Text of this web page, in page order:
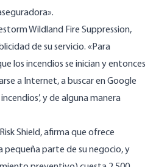
Wildland Fire Suppression,
de su servicio. «Para
los incendios se inician y entonces
a Internet, a buscar en Google
y de alguna manera
Shield, afirma que ofrece
pequeña parte de su negocio, y